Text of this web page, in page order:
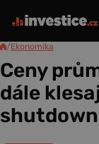
/Ekonomika
Ceny
dále
shutdown